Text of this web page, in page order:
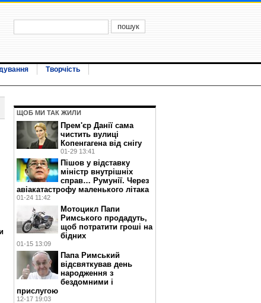
Творчість
ЩОБ МИ ТАК ЖИЛИ
Прем'єр Данії сама
чистить вулиці
Копенгагена від снігу
01-29 13:41
Пішов у відставку
міністр внутрішніх
справ… Румунії. Через
авіакатастрофу маленького літака
01-24 11:42
Мотоцикл Папи
Римського продадуть,
щоб потратити гроші на
бідних
01-15 13:09
Папа Римський
відсвяткував день
народження з
бездомними і
прислугою
12-17 19:03